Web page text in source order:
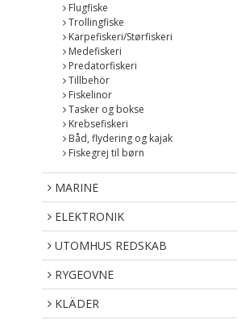
Flugfiske
Trollingfiske
Karpefiskeri/Størfiskeri
Medefiskeri
Predatorfiskeri
Tillbehör
Fiskelinor
Tasker og bokse
Krebsefiskeri
Båd, flydering og kajak
Fiskegrej til børn
MARINE
ELEKTRONIK
UTOMHUS REDSKAB
RYGEOVNE
KLÄDER